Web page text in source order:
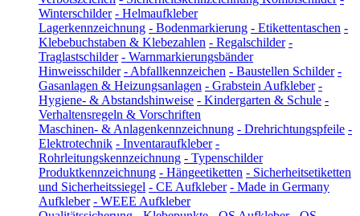
Winterschilder - Helmaufkleber
Lagerkennzeichnung - Bodenmarkierung - Etikettentaschen -
Klebebuchstaben & Klebezahlen - Regalschilder -
Traglastschilder - Warnmarkierungsbänder
Hinweisschilder - Abfallkennzeichen - Baustellen Schilder -
Gasanlagen & Heizungsanlagen - Grabstein Aufkleber -
Hygiene- & Abstandshinweise - Kindergarten & Schule -
Verhaltensregeln & Vorschriften
Maschinen- & Anlagenkennzeichnung - Drehrichtungspfeile -
Elektrotechnik - Inventaraufkleber -
Rohrleitungskennzeichnung - Typenschilder
Produktkennzeichnung - Hängeetiketten - Sicherheitsetiketten
und Sicherheitssiegel - CE Aufkleber - Made in Germany
Aufkleber - WEEE Aufkleber